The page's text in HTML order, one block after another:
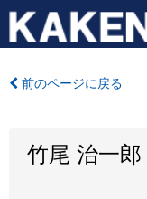
前のページに戻る
竹尾 治一郎